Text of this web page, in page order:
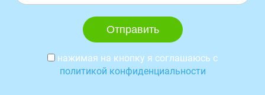
нажимая на кнопку я соглашаюсь с
политикой конфиденциальности